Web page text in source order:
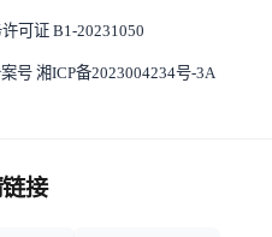
可证 B1-20231050
号 湘ICP备2023004234号-3A
接